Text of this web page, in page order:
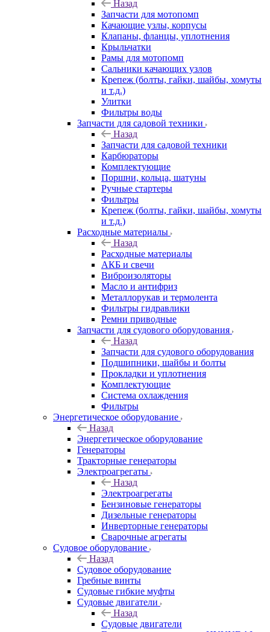
Назад
Запчасти для мотопомп
Качающие узлы, корпусы
Клапаны, фланцы, уплотнения
Крыльчатки
Рамы для мотопомп
Сальники качающих узлов
Крепеж (болты, гайки, шайбы, хомуты
и т.д.)
Улитки
Фильтры воды
Запчасти для садовой техники
Назад
Запчасти для садовой техники
Карбюраторы
Комплектующие
Поршни, кольца, шатуны
Ручные стартеры
Фильтры
Крепеж (болты, гайки, шайбы, хомуты
и т.д.)
Расходные материалы
Назад
Расходные материалы
АКБ и свечи
Виброизоляторы
Масло и антифриз
Металлорукав и термолента
Фильтры гидравлики
Ремни приводные
Запчасти для судового оборудования
Назад
Запчасти для судового оборудования
Подшипники, шайбы и болты
Прокладки и уплотнения
Комплектующие
Система охлаждения
Фильтры
Энергетическое оборудование
Назад
Энергетическое оборудование
Генераторы
Тракторные генераторы
Электроагрегаты
Назад
Электроагрегаты
Бензиновые генераторы
Дизельные генераторы
Инверторные генераторы
Сварочные агрегаты
Судовое оборудование
Назад
Судовое оборудование
Гребные винты
Судовые гибкие муфты
Судовые двигатели
Назад
Судовые двигатели